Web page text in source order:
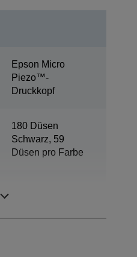
Epson Micro
Piezo™-
Druckkopf
180 Düsen
Schwarz, 59
Düsen pro Farbe